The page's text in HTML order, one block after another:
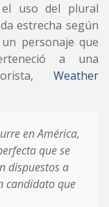
uso del plural
estrecha según
personaje que
a una
Weather
en América,
que se
dispuestos a
candidato que